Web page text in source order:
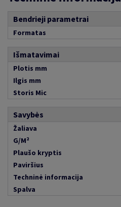
Bendrieji parametrai
Formatas
Išmatavimai
Plotis mm
Ilgis mm
Storis Mic
Savybės
Žaliava
G/M²
Plaušo kryptis
Paviršius
Techninė informacija
Spalva